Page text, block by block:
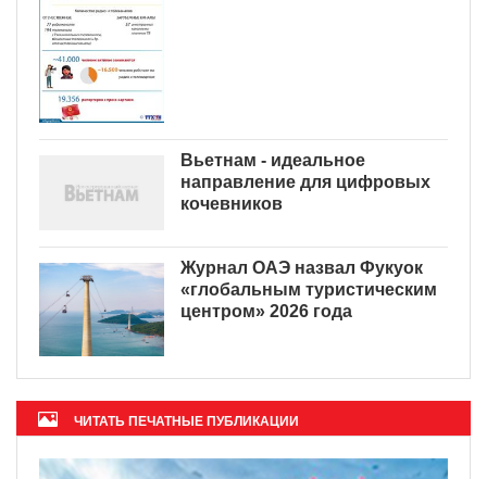
Вьетнам - идеальное
направление для цифровых
кочевников
Журнал ОАЭ назвал Фукуок
«глобальным туристическим
центром» 2026 года
ЧИТАТЬ ПЕЧАТНЫЕ ПУБЛИКАЦИИ